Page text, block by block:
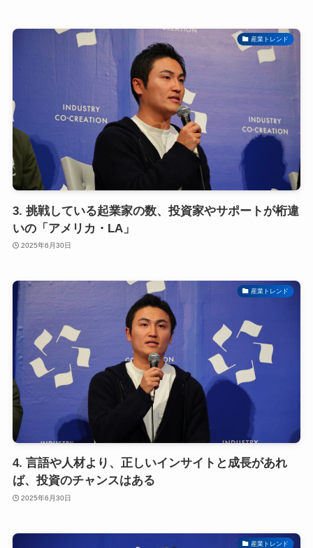
産業トレンド
3. 挑戦している起業家の数、投資家やサポートが桁違
いの「アメリカ・LA」
2025年6月30日
産業トレンド
4. 言語や人材より、正しいインサイトと成長があれ
ば、投資のチャンスはある
2025年6月30日
産業トレンド